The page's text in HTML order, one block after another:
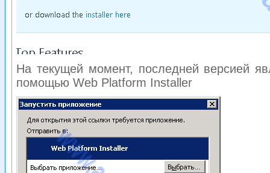
На текущей момент, последней версией
помощью Web Platform Installer